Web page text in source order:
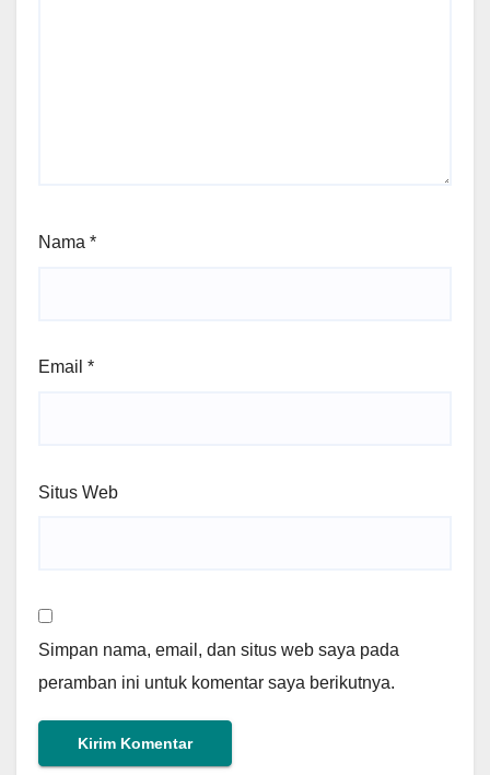
Nama *
Email *
Situs Web
Simpan nama, email, dan situs web saya pada
peramban ini untuk komentar saya berikutnya.